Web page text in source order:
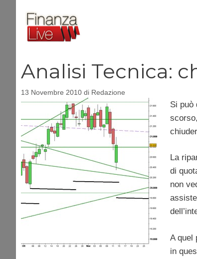
contenuto
Analisi Tecnica:
13 Novembre 2010 di Redazione
Si può
La
di
non
A quel
in